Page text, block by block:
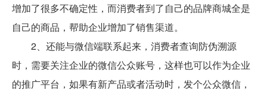
增加了很多不确定性，而消费者到了自己的品牌商城全是
自己的商品，帮助企业增加了销售渠道。
2、还能与微信端联系起来，消费者查询防伪溯源
时，需要关注企业的微信公众账号，这样也可以作为企业
的推广平台，如果有新产品或者活动时，发个公众微信，